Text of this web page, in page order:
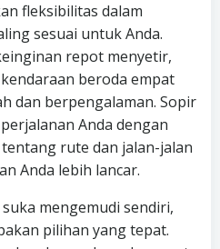
fleksibilitas dalam
sesuai untuk Anda.
repot menyetir,
beroda empat
dan berpengalaman. Sopir
Anda dengan
rute dan jalan-jalan
Anda lebih lancar.
mengemudi sendiri,
pilihan yang tepat.